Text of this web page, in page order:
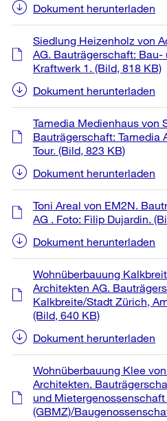
Dokument herunterladen
Siedlung Heizenholz von
AG. Bauträgerschaft:
Kraftwerk 1. (Bild, 818 KB)
Dokument herunterladen
Tamedia Medienhaus von
Bauträgerschaft: Tamedia
Tour. (Bild, 823 KB)
Dokument herunterladen
Toni Areal von EM2N.
AG . Foto: Filip Dujardin.
Dokument herunterladen
Wohnüberbauung
Architekten AG.
Kalkbreite/Stadt Zürich,
(Bild, 640 KB)
Dokument herunterladen
Wohnüberbauung Klee
Architekten.
und
(GBMZ)/